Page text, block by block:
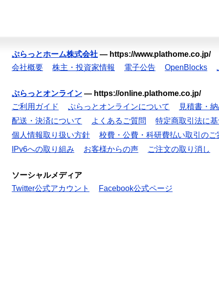
ぷらっとホーム株式会社 — https://www.plathome.co.jp/
会社概要
株主・投資家情報 電子公告 OpenBlocks
ぷらっとオンライン — https://online.plathome.co.jp/
ご利用ガイド
ぷらっとオンラインについて
見積書・
配送・決済について
よくあるご質問
特定商取引法に
個人情報取り扱い方針
校費・公費・科研費払い取引のご
IPv6への取り組み
お客様からの声 ご注文の取り消し
ソーシャルメディア
Twitter公式アカウント
Facebook公式ページ